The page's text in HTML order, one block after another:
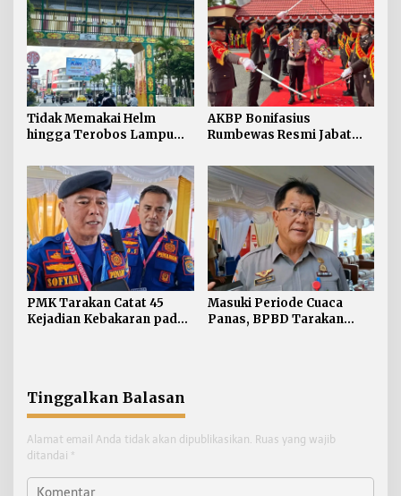
Tidak Memakai Helm
hingga Terobos Lampu
Pelanggaran ETLE di
Tarakan
AKBP Bonifasius
Rumbewas Resmi Jabat
Tegaskan Pelanggaran
Personel Diproses Tanpa
Toleransi
PMK Tarakan Catat 45
Kejadian Kebakaran pada
Masuki Periode Cuaca
Panas, BPBD Tarakan
Tinggalkan Balasan
Alamat email Anda tidak akan dipublikasikan. Ruas yang wajib
ditandai *